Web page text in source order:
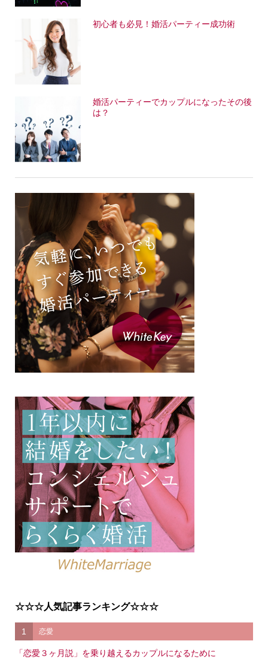
初心者も必見！婚活パーティー成功術
婚活パーティーでカップルになったその後
は？
☆☆☆人気記事ランキング☆☆☆
1 恋愛
「恋愛３ヶ月説」を乗り越えるカップルになるために